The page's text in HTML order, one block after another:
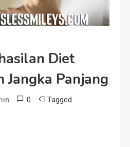
Diet
Jangka Panjang
0 Tagged